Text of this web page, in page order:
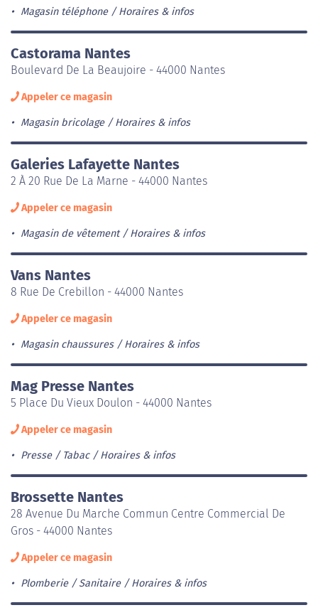
Magasin téléphone Horaires & infos
Castorama Nantes
Boulevard De La Beaujoire - 44000 Nantes
Appeler ce magasin
Magasin bricolage Horaires & infos
Galeries Lafayette Nantes
2 À 20 Rue De La Marne - 44000 Nantes
Appeler ce magasin
Magasin de vêtement Horaires & infos
Vans Nantes
8 Rue De Crebillon - 44000 Nantes
Appeler ce magasin
Magasin chaussures Horaires & infos
Mag Presse Nantes
5 Place Du Vieux Doulon - 44000 Nantes
Appeler ce magasin
Presse / Tabac Horaires & infos
Brossette Nantes
28 Avenue Du Marche Commun Centre Commercial De
Gros - 44000 Nantes
Appeler ce magasin
Plomberie / Sanitaire Horaires & infos